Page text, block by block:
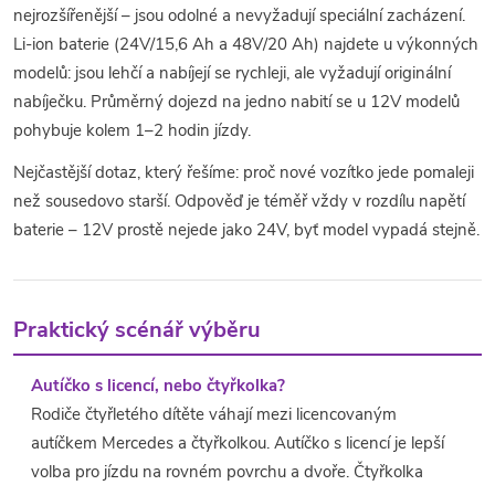
nejrozšířenější – jsou odolné a nevyžadují speciální zacházení.
Li-ion baterie (24V/15,6 Ah a 48V/20 Ah) najdete u výkonných
modelů: jsou lehčí a nabíjejí se rychleji, ale vyžadují originální
nabíječku. Průměrný dojezd na jedno nabití se u 12V modelů
pohybuje kolem 1–2 hodin jízdy.
Nejčastější dotaz, který řešíme: proč nové vozítko jede pomaleji
než sousedovo starší. Odpověď je téměř vždy v rozdílu napětí
baterie – 12V prostě nejede jako 24V, byť model vypadá stejně.
Praktický scénář výběru
Autíčko s licencí, nebo čtyřkolka?
Rodiče čtyřletého dítěte váhají mezi licencovaným
autíčkem Mercedes a čtyřkolkou. Autíčko s licencí je lepší
volba pro jízdu na rovném povrchu a dvoře. Čtyřkolka